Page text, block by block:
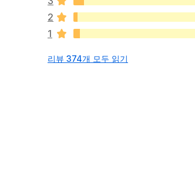
없
습
니
2
1
리뷰 374개 모두 읽기